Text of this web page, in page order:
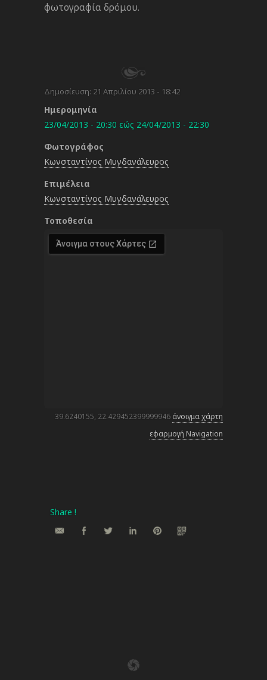
φωτογραφία δρόμου.
Δημοσίευση: 21 Απριλίου 2013 - 18:42
Ημερομηνία
23/04/2013 - 20:30 εώς 24/04/2013 - 22:30
Φωτογράφος
Κωνσταντίνος Μυγδανάλευρος
Επιμέλεια
Κωνσταντίνος Μυγδανάλευρος
Τοποθεσία
39.6240155, 22.429452399999946 άνοιγμα χάρτη
εφαρμογή Navigation
Share !